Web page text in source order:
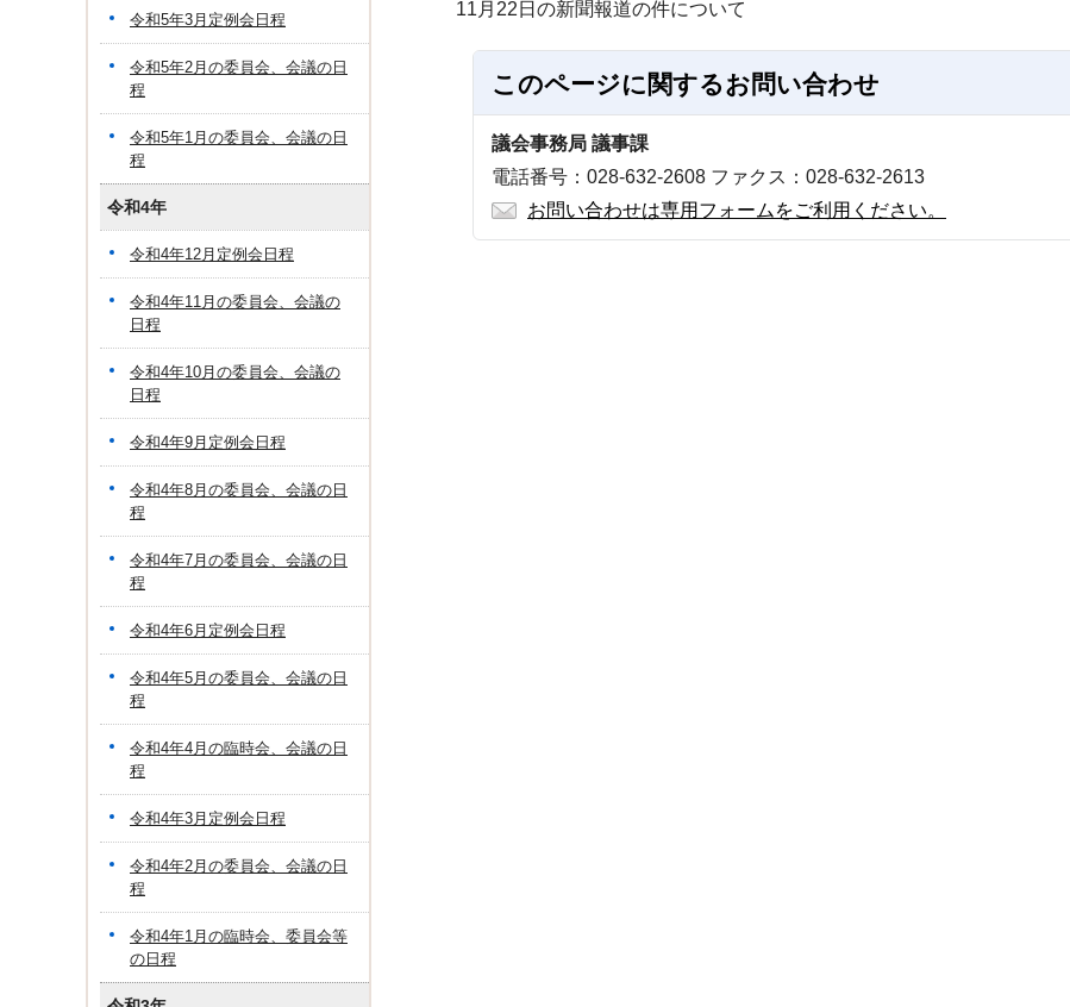
11月22日の新聞報道の件について
このページに関するお問い合わせ
議会事務局 議事課
電話番号：028-632-2608 ファクス：028-632-2613
お問い合わせは専用フォームをご利用ください。
令和5年3月定例会日程
令和5年2月の委員会、会議の日
程
令和5年1月の委員会、会議の日
程
令和4年
令和4年12月定例会日程
令和4年11月の委員会、会議の
日程
令和4年10月の委員会、会議の
日程
令和4年9月定例会日程
令和4年8月の委員会、会議の日
程
令和4年7月の委員会、会議の日
程
令和4年6月定例会日程
令和4年5月の委員会、会議の日
程
令和4年4月の臨時会、会議の日
程
令和4年3月定例会日程
令和4年2月の委員会、会議の日
程
令和4年1月の臨時会、委員会等
の日程